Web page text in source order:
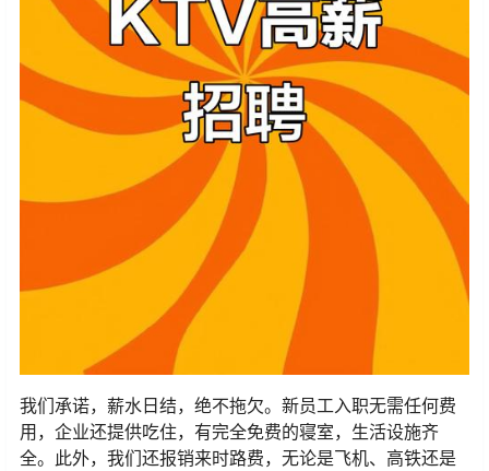
我们承诺，薪水日结，绝不拖欠。新员工入职无需任何费
用，企业还提供吃住，有完全免费的寝室，生活设施齐
全。此外，我们还报销来时路费，无论是飞机、高铁还是